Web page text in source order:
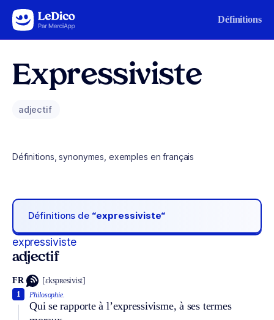
Aller au contenu Définitions
Expressiviste
adjectif
Définitions, synonymes, exemples en français
Définitions de “expressiviste“
expressiviste
adjectif
FR [ɛkspʀesivist]
Philosophie.
Qui se rapporte à l’expressivisme, à ses termes
1